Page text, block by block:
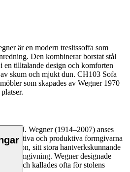
är en modern tresitssoffa som
Den kombinerar borstat stål
en tilltalande design och komforten
av skum och mjukt dun. CH103 Sofa
som skapades av Wegner 1970
J. Wegner (1914–2007) anses
innovativa och produktiva formgivarna
sitt stora hantverkskunnande
på formgivning. Wegner designade
och kallades ofta för stolens